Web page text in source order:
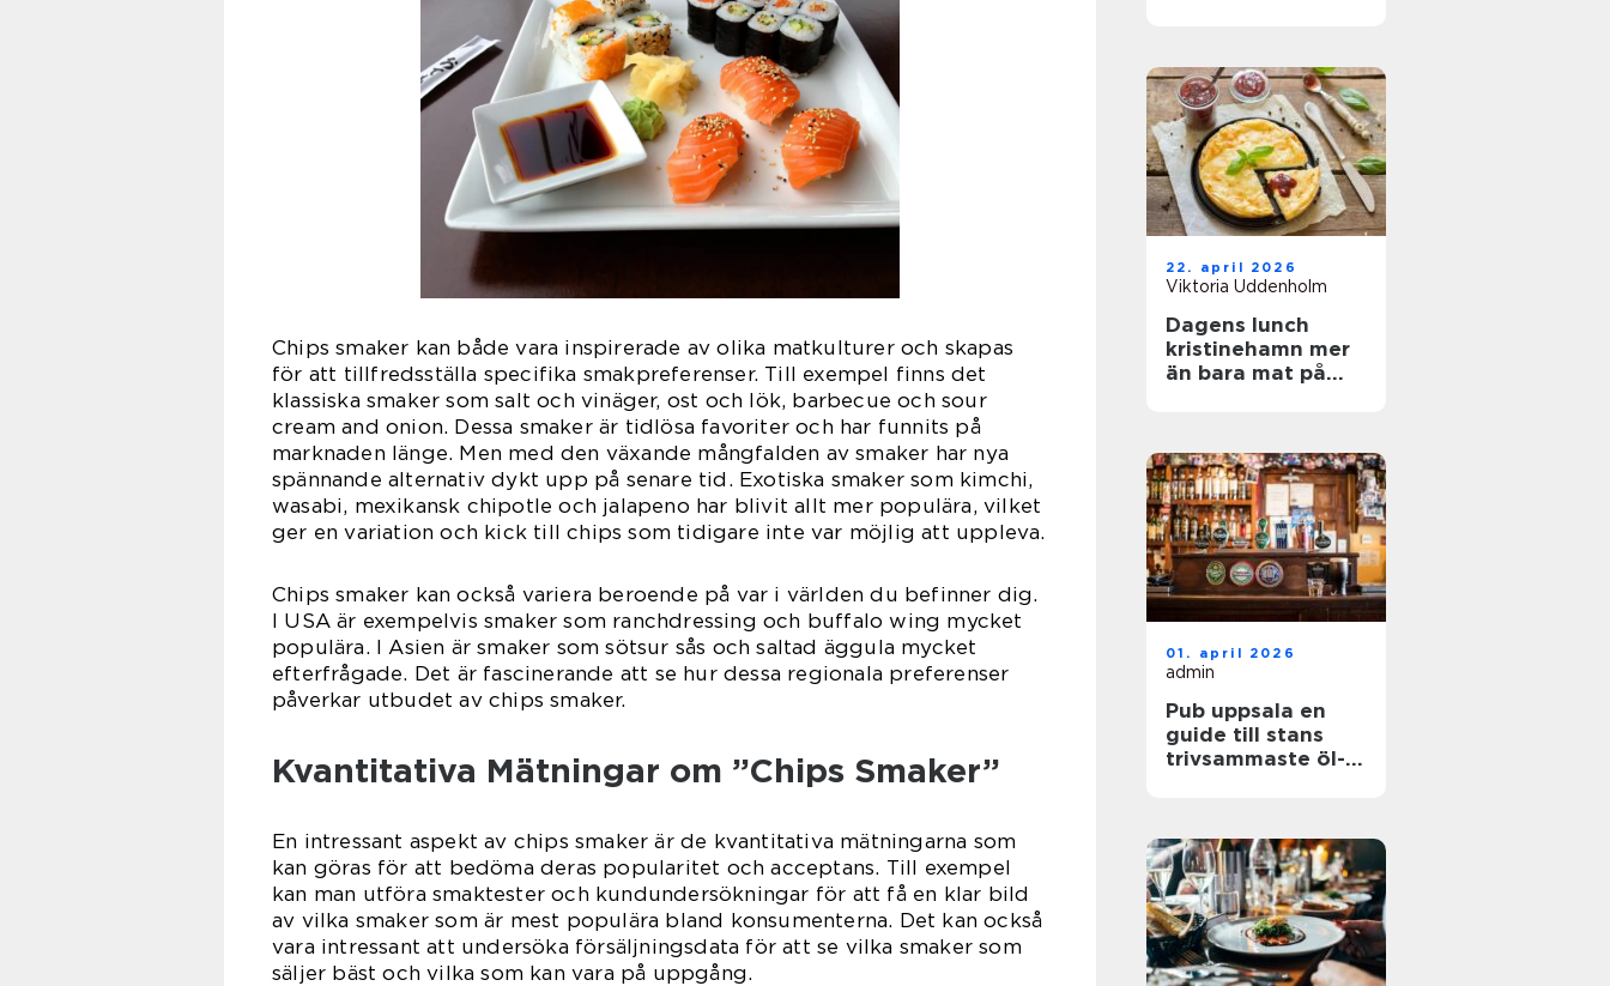
Chips smaker kan både vara inspirerade av olika matkulturer och skapas
för att tillfredsställa specifika smakpreferenser. Till exempel finns det
klassiska smaker som salt och vinäger, ost och lök, barbecue och sour
cream and onion. Dessa smaker är tidlösa favoriter och har funnits på
marknaden länge. Men med den växande mångfalden av smaker har nya
spännande alternativ dykt upp på senare tid. Exotiska smaker som kimchi,
wasabi, mexikansk chipotle och jalapeno har blivit allt mer populära, vilket
ger en variation och kick till chips som tidigare inte var möjlig att uppleva.
Chips smaker kan också variera beroende på var i världen du befinner dig.
I USA är exempelvis smaker som ranchdressing och buffalo wing mycket
populära. I Asien är smaker som sötsur sås och saltad äggula mycket
efterfrågade. Det är fascinerande att se hur dessa regionala preferenser
påverkar utbudet av chips smaker.
Kvantitativa Mätningar om ”Chips Smaker”
En intressant aspekt av chips smaker är de kvantitativa mätningarna som
kan göras för att bedöma deras popularitet och acceptans. Till exempel
kan man utföra smaktester och kundundersökningar för att få en klar bild
av vilka smaker som är mest populära bland konsumenterna. Det kan också
vara intressant att undersöka försäljningsdata för att se vilka smaker som
säljer bäst och vilka som kan vara på uppgång.
22. april 2026
Viktoria Uddenholm
Dagens lunch
kristinehamn mer
än bara mat på
01. april 2026
admin
Pub uppsala en
guide till stans
trivsammaste öl-